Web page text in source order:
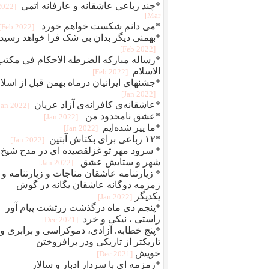
*چند رباعی عاشقانه و عارفانه اتمی
Mar]
*می دانم شکست خواهم خورد [2022 Feb]
*بهمنی دیگر بدان بی شک فرا خواهد رسید
[2022 Feb]
*رساله مبارکه الضرطه الاحکام فی
الاسلام
[2022 Feb]
*جشنهای ایرانیان درماه بهمن قبل از
[2022 Jan]
*عاشقانه‌ی کافرانه‌ی آزاد عریان [2022 Jan]
*عشق نامحدود من [2022 Jan]
*ما پیر شده‌ایم [2022 Jan]
*۱۲ رباعی برای بکتاش آبتین [2022 Jan]
* سرود مهر تو غزلقصیده ای در مدح شیخ
شهر و ستایش عشق
[2022 Jan]
* زیارتنامه عاشقان مناجات و زیارتنامه و
زمزمه دوگانه عاشقان یگانه در گوش
یکدیگر
[2022 Jan]
*پنجم دی ماه درگذشت زرتشت پیام آور
راستی ، نیکی و خرد
[2021 Dec]
*پنج خطابه. آزادی، دموکراسی و برابری و
تاریکتر از تاریکی ودر برافروختن
خویش [2021 Dec]
*زمزمه ای با سردار ادبار و سالار